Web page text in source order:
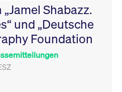
Shabazz.
und „Deutsche
Foundation
Leistung der Website
zu messen. Es handelt
sich um ein Muster-
Cookie, bei dem auf
das Präfix _pk_ses
eine kurze Reihe von
YouTube
.youtube.com
6
Monate
Dieses Cookie dient
Speicherung der
Einwilligungs- und
des Nutzers für ihre
Interaktion mit der